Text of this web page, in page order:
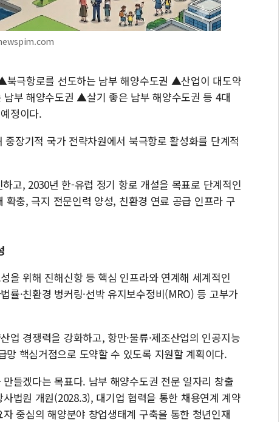
극항로를 선도하는 남부 해양수도권 ▲산업이 대도약
부 해양수도권 ▲살기 좋은 남부 해양수도권 등 4대
정이다.
장기적 국가 전략차원에서 북극항로 활성화를 단계적
고, 2030년 한-유럽 정기 항로 개설을 목표로 단계적인
확충, 극지 전문인력 양성, 친환경 연료 공급 인프라 구
을 위해 진해신항 등 핵심 인프라와 연계해 세계적인
률·친환경 벙커링·선박 유지보수정비(MRO) 등 고부가
업 경쟁력을 강화하고, 항만·물류·제조산업의 인공지능
핵심거점으로 도약할 수 있도록 지원할 계획이다.
들겠다는 목표다. 남부 해양수도권 전문 일자리 창출
법원 개원(2028.3), 대기업 협력을 통한 채용연계 계약
중심의 해양분야 창업생태계 구축을 통한 청년인재